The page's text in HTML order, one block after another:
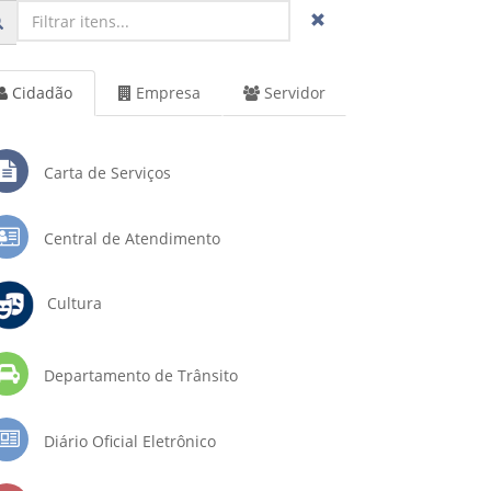
Cidadão Empresa Servidor
Carta de Serviços
Central de Atendimento
Cultura
Departamento de Trânsito
Diário Oficial Eletrônico